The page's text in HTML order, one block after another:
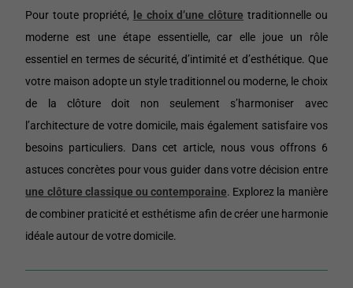
Pour toute propriété, le choix d’une clôture traditionnelle ou
moderne est une étape essentielle, car elle joue un rôle
essentiel en termes de sécurité, d’intimité et d’esthétique. Que
votre maison adopte un style traditionnel ou moderne, le choix
de la clôture doit non seulement s’harmoniser avec
l’architecture de votre domicile, mais également satisfaire vos
besoins particuliers. Dans cet article, nous vous offrons 6
astuces concrètes pour vous guider dans votre décision entre
une clôture classique ou contemporaine. Explorez la manière
de combiner praticité et esthétisme afin de créer une harmonie
idéale autour de votre domicile.